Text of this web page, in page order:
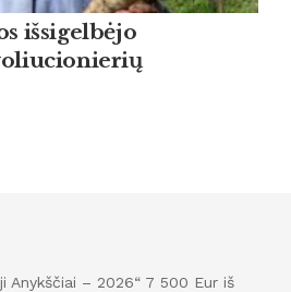
išsigelbėjo
Anykščiai – 2026“ 7 500 Eur iš